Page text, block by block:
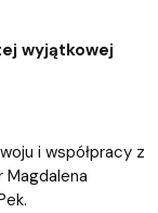
wyjątkowej
i współpracy z